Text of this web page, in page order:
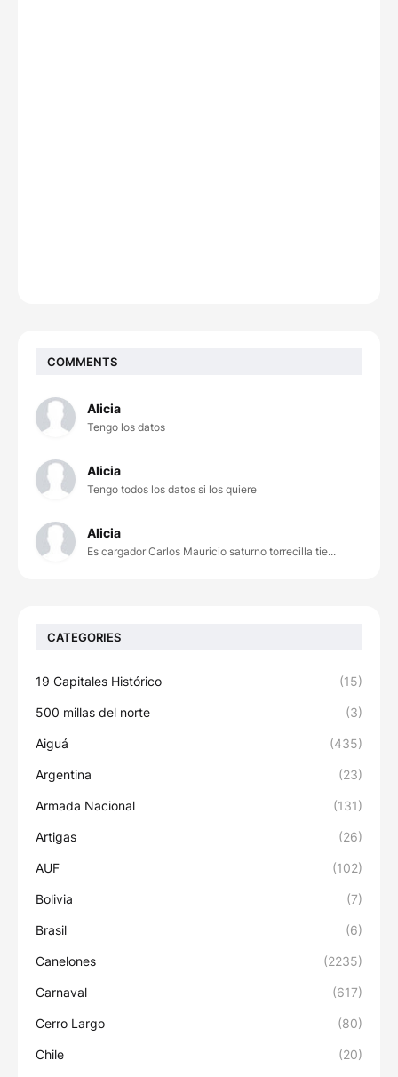
COMMENTS
Alicia
Tengo los datos
Alicia
Tengo todos los datos si los quiere
Alicia
Es cargador Carlos Mauricio saturno torrecilla tie...
CATEGORIES
19 Capitales Histórico (15)
500 millas del norte (3)
Aiguá (435)
Argentina (23)
Armada Nacional (131)
Artigas (26)
AUF (102)
Bolivia (7)
Brasil (6)
Canelones (2235)
Carnaval (617)
Cerro Largo (80)
Chile (20)